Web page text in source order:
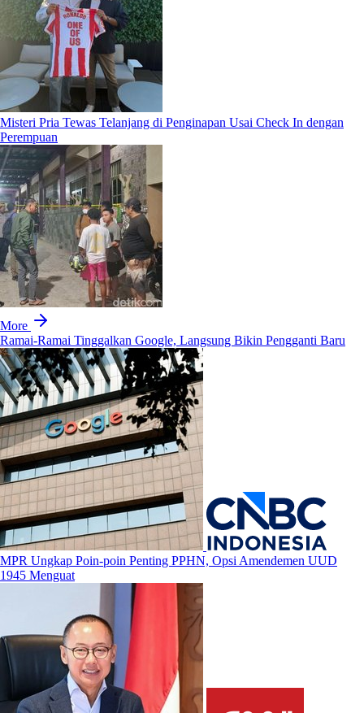
Misteri Pria Tewas Telanjang di Penginapan Usai Check In dengan
Perempuan
More
Ramai-Ramai Tinggalkan Google, Langsung Bikin Pengganti Baru
MPR Ungkap Poin-poin Penting PPHN, Opsi Amendemen UUD
1945 Menguat